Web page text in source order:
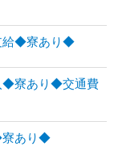
給◆寮あり◆
◆寮あり◆交通費
寮あり◆